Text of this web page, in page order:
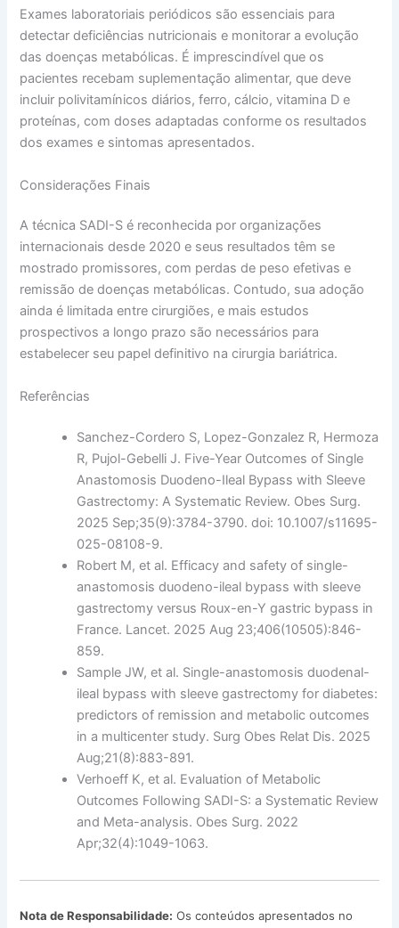
Exames laboratoriais periódicos são essenciais para
detectar deficiências nutricionais e monitorar a evolução
das doenças metabólicas. É imprescindível que os
pacientes recebam suplementação alimentar, que deve
incluir polivitamínicos diários, ferro, cálcio, vitamina D e
proteínas, com doses adaptadas conforme os resultados
dos exames e sintomas apresentados.
Considerações Finais
A técnica SADI-S é reconhecida por organizações
internacionais desde 2020 e seus resultados têm se
mostrado promissores, com perdas de peso efetivas e
remissão de doenças metabólicas. Contudo, sua adoção
ainda é limitada entre cirurgiões, e mais estudos
prospectivos a longo prazo são necessários para
estabelecer seu papel definitivo na cirurgia bariátrica.
Referências
Sanchez-Cordero S, Lopez-Gonzalez R, Hermoza
R, Pujol-Gebelli J. Five-Year Outcomes of Single
Anastomosis Duodeno-Ileal Bypass with Sleeve
Gastrectomy: A Systematic Review. Obes Surg.
2025 Sep;35(9):3784-3790. doi: 10.1007/s11695-
025-08108-9.
Robert M, et al. Efficacy and safety of single-
anastomosis duodeno-ileal bypass with sleeve
gastrectomy versus Roux-en-Y gastric bypass in
France. Lancet. 2025 Aug 23;406(10505):846-
859.
Sample JW, et al. Single-anastomosis duodenal-
ileal bypass with sleeve gastrectomy for diabetes:
predictors of remission and metabolic outcomes
in a multicenter study. Surg Obes Relat Dis. 2025
Aug;21(8):883-891.
Verhoeff K, et al. Evaluation of Metabolic
Outcomes Following SADI-S: a Systematic Review
and Meta-analysis. Obes Surg. 2022
Apr;32(4):1049-1063.
Nota de Responsabilidade: Os conteúdos apresentados no